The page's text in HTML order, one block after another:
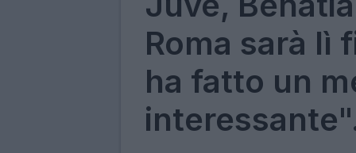
Roma sarà lì
ha fatto un